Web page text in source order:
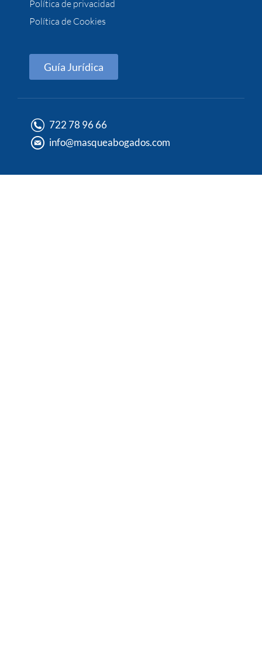
Política de privacidad
Política de Cookies
Guía Jurídica
722 78 96 66
info@masqueabogados.com